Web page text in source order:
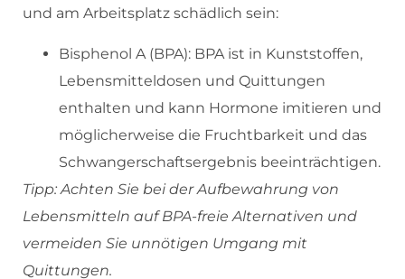
und am Arbeitsplatz schädlich sein:
Bisphenol A (BPA): BPA ist in Kunststoffen,
Lebensmitteldosen und Quittungen
enthalten und kann Hormone imitieren und
möglicherweise die Fruchtbarkeit und das
Schwangerschaftsergebnis beeinträchtigen.
Tipp: Achten Sie bei der Aufbewahrung von
Lebensmitteln auf BPA-freie Alternativen und
vermeiden Sie unnötigen Umgang mit
Quittungen.